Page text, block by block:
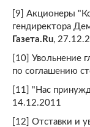
[9] Акционеры
гендиректора
Газета.Ru,
[10] Увольнение
по соглашению
[11] "Нас
14.12.2011
[12] Отставки и